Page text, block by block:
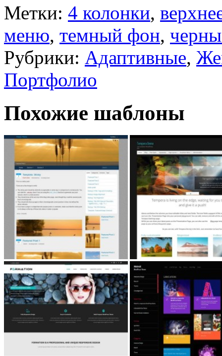
Метки: 4 колонки,
меню, темный фон,
Рубрики: Адаптивные,
Портфолио
Похожие шаблоны